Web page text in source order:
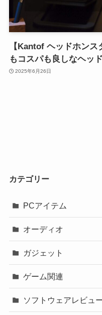
【Kantof ヘッドホン
もコスパも良しなヘッ
2025年6月26日
カテゴリー
PCアイテム
オーディオ
ガジェット
ゲーム関連
ソフトウェアレビュ